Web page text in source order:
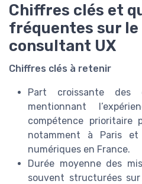
Chiffres clés et
fréquentes sur
consultant UX
Chiffres clés à retenir
Part croissante des
mentionnant
compétence prioritaire
notamment à Paris
numériques en France.
Durée moyenne des
souvent structurées